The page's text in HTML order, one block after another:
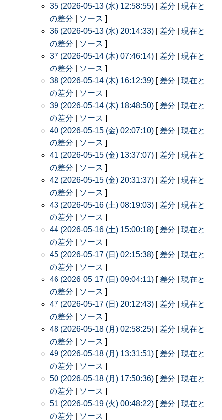
35 (2026-05-13 (水) 12:58:55) [ 差分
現在と
の差分
ソース ]
36 (2026-05-13 (水) 20:14:33) [ 差分
現在と
の差分
ソース ]
37 (2026-05-14 (木) 07:46:14) [ 差分
現在と
の差分
ソース ]
38 (2026-05-14 (木) 16:12:39) [ 差分
現在と
の差分
ソース ]
39 (2026-05-14 (木) 18:48:50) [ 差分
現在と
の差分
ソース ]
40 (2026-05-15 (金) 02:07:10) [ 差分
現在と
の差分
ソース ]
41 (2026-05-15 (金) 13:37:07) [ 差分
現在と
の差分
ソース ]
42 (2026-05-15 (金) 20:31:37) [ 差分
現在と
の差分
ソース ]
43 (2026-05-16 (土) 08:19:03) [ 差分
現在と
の差分
ソース ]
44 (2026-05-16 (土) 15:00:18) [ 差分
現在と
の差分
ソース ]
45 (2026-05-17 (日) 02:15:38) [ 差分
現在と
の差分
ソース ]
46 (2026-05-17 (日) 09:04:11) [ 差分
現在と
の差分
ソース ]
47 (2026-05-17 (日) 20:12:43) [ 差分
現在と
の差分
ソース ]
48 (2026-05-18 (月) 02:58:25) [ 差分
現在と
の差分
ソース ]
49 (2026-05-18 (月) 13:31:51) [ 差分
現在と
の差分
ソース ]
50 (2026-05-18 (月) 17:50:36) [ 差分
現在と
の差分
ソース ]
51 (2026-05-19 (火) 00:48:22) [ 差分
現在と
の差分
ソース ]